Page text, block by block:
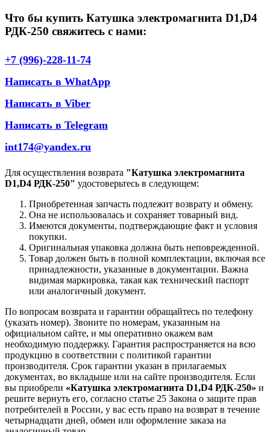
Что бы купить Катушка электромагнита D1,D4
РДК-250 свяжитесь с нами:
+7 (996)-228-11-74
Написать в WhatApp
Написать в Viber
Написать в Telegram
int174@yandex.ru
Для осуществления возврата "Катушка электромагнита
D1,D4 РДК-250" удостоверьтесь в следующем:
Приобретенная запчасть подлежит возврату и обмену.
Она не использовалась и сохраняет товарный вид.
Имеются документы, подтверждающие факт и условия
покупки.
Оригинальная упаковка должна быть неповрежденной.
Товар должен быть в полной комплектации, включая все
принадлежности, указанные в документации. Важна
видимая маркировка, такая как технический паспорт
или аналогичный документ.
По вопросам возврата и гарантии обращайтесь по телефону
(указать номер). Звоните по номерам, указанным на
официальном сайте, и мы оперативно окажем вам
необходимую поддержку. Гарантия распространяется на всю
продукцию в соответствии с политикой гарантии
производителя. Срок гарантии указан в прилагаемых
документах, во вкладыше или на сайте производителя. Если
вы приобрели «Катушка электромагнита D1,D4 РДК-250» и
решите вернуть его, согласно статье 25 Закона о защите прав
потребителей в России, у вас есть право на возврат в течение
четырнадцати дней, обмен или оформление заказа на